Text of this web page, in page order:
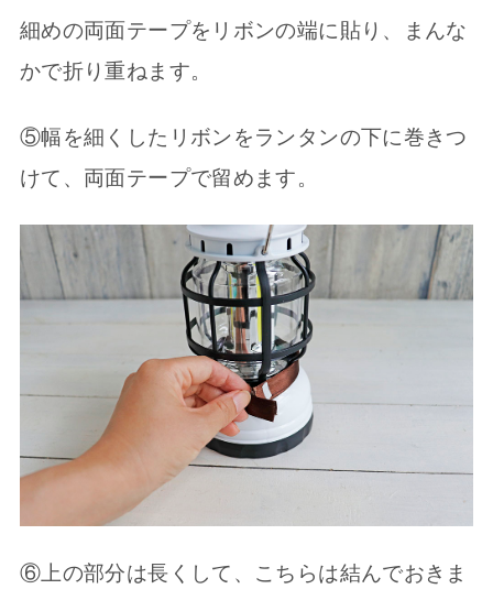
細めの両面テープをリボンの端に貼り、まんな
かで折り重ねます。
⑤幅を細くしたリボンをランタンの下に巻きつ
けて、両面テープで留めます。
⑥上の部分は長くして、こちらは結んでおきま